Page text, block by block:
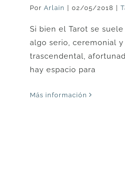
Por Arlain | 02/05/2018 |
Si bien el Tarot se
algo serio, ceremonial
trascendental,
hay espacio para
Más información